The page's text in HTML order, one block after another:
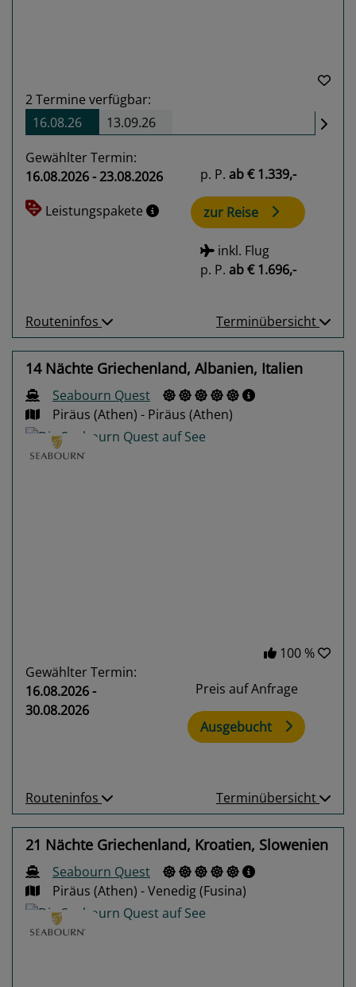
2Termine verfügbar:
16.08.26
13.09.26
Gewählter Termin:
16.08.2026 - 23.08.2026
Leistungspakete
p. P. ab€ 1.339,-
zur Reise
inkl. Flug
p. P. ab€ 1.696,-
Routeninfos Terminübersicht
14 Nächte Griechenland, Albanien, Italien
Seabourn Quest
Piräus (Athen) - Piräus (Athen)
100 %
Gewählter Termin:
16.08.2026 -
30.08.2026
Preis auf Anfrage
Ausgebucht
Routeninfos Terminübersicht
21 Nächte Griechenland, Kroatien, Slowenien
Seabourn Quest
Piräus (Athen) - Venedig (Fusina)